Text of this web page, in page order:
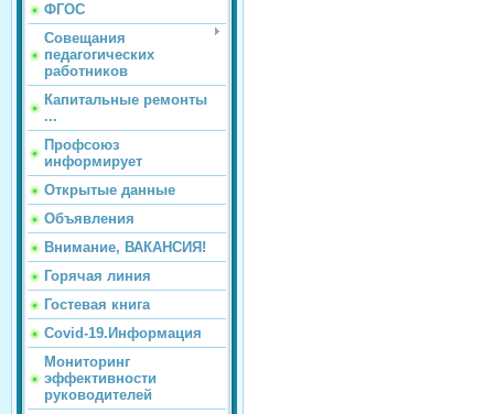
ФГОС
Совещания
педагогических
работников
Капитальные ремонты
...
Профсоюз
информирует
Открытые данные
Объявления
Внимание, ВАКАНСИЯ!
Горячая линия
Гостевая книга
Covid-19.Информация
Мониторинг
эффективности
руководителей